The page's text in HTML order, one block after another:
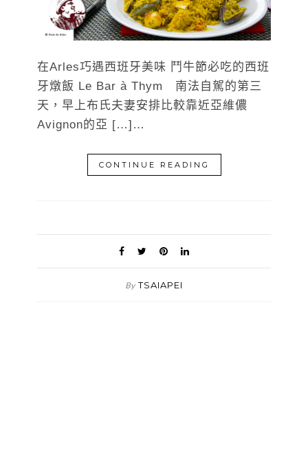
在Arles巧遇西班牙美味 鬥牛節必吃的西班
牙燉飯 Le Bar à Thym 南法自駕的第三
天，早上布氏夫妻安排比較靠近亞維儂
Avignon的亞 […]…
CONTINUE READING
By TSAIAPEI